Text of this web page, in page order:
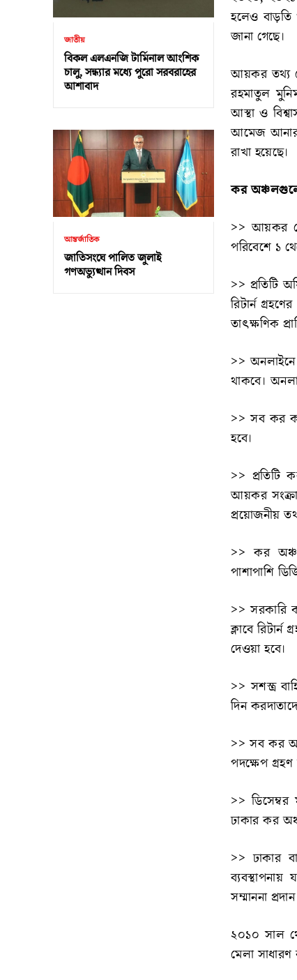
জাতীয়
বিকল এলএনজি টার্মিনাল আংশিক
চালু, সন্ধ্যার মধ্যে পুরো সরবরাহের
আশাবাদ
আন্তর্জাতিক
জাতিসংঘে পালিত জুলাই
গণঅভ্যুত্থান দিবস
হলেও বাড়তি
জানা গেছে।
আয়কর তথ্য
রহমাতুল
আস্থা ও
আমেজ আনার
রাখা হয়েছে।
কর
>> আয়কর
পরিবেশে ১
>> প্রতিটি
রিটার্ন
তাৎক্ষণিক
>> অনলাইনে
থাকবে।
>> সব কর
হবে।
>> প্রতিটি
আয়কর
প্রয়োজনীয়
>> কর
পাশাপাশি
>> সরকারি
ক্লাবে
দেওয়া হবে।
>> সশস্ত্র
দিন
>> সব কর
পদক্ষেপ
>> ডিসেম্বর
ঢাকার কর
>> ঢাকার
সম্মাননা
২০১০ সাল
মেলা